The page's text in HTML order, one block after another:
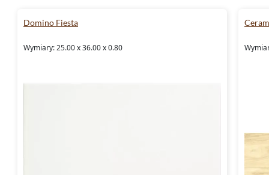
Domino Fiesta
Wymiary: 25.00 x 36.00 x 0.80